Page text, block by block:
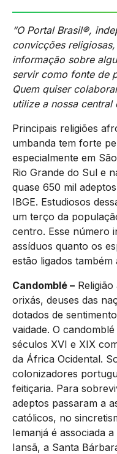
“O Portal Brasil®,
convicções
informação sobre
servir como fonte de
Quem quiser
utilize a nossa central
Principais religiões
umbanda tem forte
especialmente em
Rio Grande do Sul e
quase 650 mil
IBGE. Estudiosos
um terço da
centro. Esse número
assíduos quanto os
estão ligados também
Candomblé –
orixás, deuses das
dotados de
vaidade. O
séculos XVI e XIX
da África Ocidental.
colonizadores
feitiçaria. Para
adeptos passaram a
católicos, no
Iemanjá é associada
Iansã, a Santa